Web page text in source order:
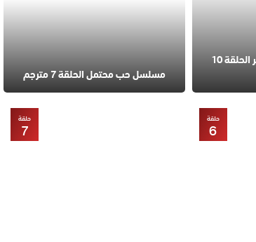
مسلسل في السابعة عشر الحلقة 10
مسلسل حب محتمل الحلقة 7 مترجم
حلقة
6
حلقة
7